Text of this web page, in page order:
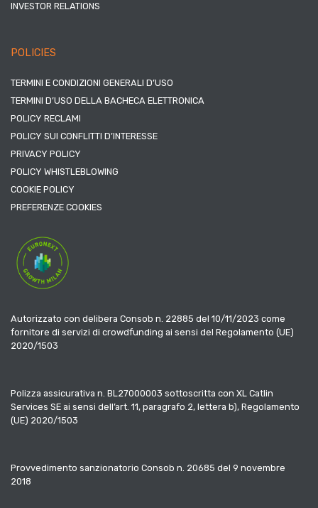
INVESTOR RELATIONS
POLICIES
TERMINI E CONDIZIONI GENERALI D’USO
TERMINI D’USO DELLA BACHECA ELETTRONICA
POLICY RECLAMI
POLICY SUI CONFLITTI D’INTERESSE
PRIVACY POLICY
POLICY WHISTLEBLOWING
COOKIE POLICY
PREFERENZE COOKIES
Autorizzato con delibera Consob n. 22885 del 10/11/2023 come
fornitore di servizi di crowdfunding ai sensi del Regolamento (UE)
2020/1503
Polizza assicurativa n. BL27000003 sottoscritta con XL Catlin
Services SE ai sensi dell’art. 11, paragrafo 2, lettera b), Regolamento
(UE) 2020/1503
Provvedimento sanzionatorio Consob n. 20685 del 9 novembre
2018